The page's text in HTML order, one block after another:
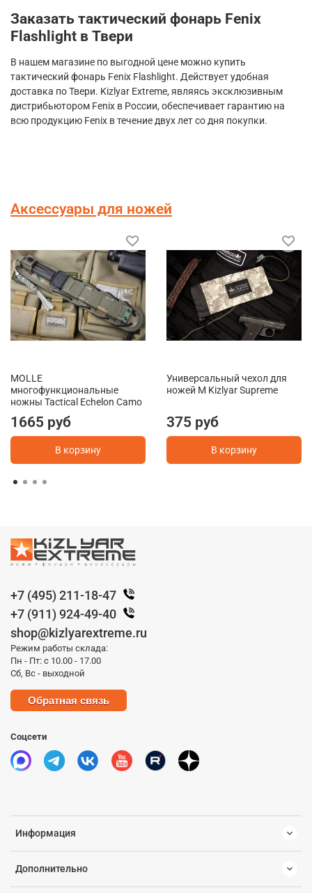
Заказать тактический фонарь Fenix
Flashlight в Твери
В нашем магазине по выгодной цене можно купить
тактический фонарь Fenix Flashlight. Действует удобная
доставка по Твери. Kizlyar Extreme, являясь эксклюзивным
дистрибьютором Fenix в России, обеспечивает гарантию на
всю продукцию Fenix в течение двух лет со дня покупки.
Аксессуары для ножей
MOLLE
многофункциональные
ножны Tactical Echelon Camo
1665 руб
В корзину
Универсальный чехол для
ножей M Kizlyar Supreme
375 руб
В корзину
Информация
Дополнительно
+7 (495) 211-18-47
+7 (911) 924-49-40
shop@kizlyarextreme.ru
Режим работы склада:
Пн - Пт: с 10.00 - 17.00
Сб, Вс - выходной
Обратная связь
Соцсети